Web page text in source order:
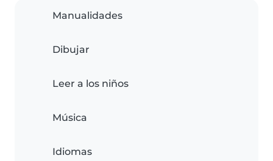
Manualidades
Dibujar
Leer a los niños
Música
Idiomas